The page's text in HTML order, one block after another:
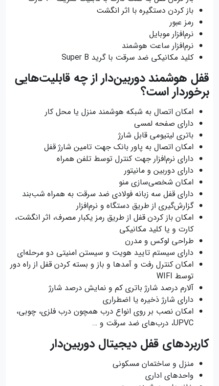
باز کردن دستگیره با اثر انگشت
رمز عبور
نرم‌افزار موبایل
نرم‌افزار ساعت هوشمند
کلید مکانیکی ضد سرقت با گرید Super B
قفل هوشمند دوربین‌دار از چه قابلیت‌هایی
برخوردار است؟
امکان اتصال به شبکه هوشمند منزل یا محل کار
دارای صفحه لمسی
باتری لیتیومی قابل شارژ
امکان اتصال به پاور بانک جهت تامین شارژ قفل
دارای نرم‌افزار جهت کنترل توسط تلفن همراه
دارای دوربین و مانیتور
امکان شخصی‌سازی منو
دارای قفل سه زبانه فولادی ضد سرقت به همراه شب‌بند
گزارش‌گیری از طریق دستگاه و نرم‌افزار
امکان باز کردن قفل از طریق رمز یکبار مصرف، اثر انگشت،
کارت و یا کلید مکانیکی
طراحی لوکس و مدرن
دارای سیستم تایید هویت و سیستن امنیتی دو مرحله‌ای
امکان کنترل رفت و آمدها و باز و بسته کردن قفل از راه دور
توسط WIFI
آلارم درصد شارژ باتری کم و نمایش درصد شارژ
دارای شارژ ذخیره یا اضطراری
امکان نصب بر روی انواع درب همچون درب فلزی، چوبی،
UPVC، درب‌های ضد سرقت و …
کاربردهای قفل دیجیتال دوربین‌دار
منزل و ساختمان مسکونی
واحدهای اداری